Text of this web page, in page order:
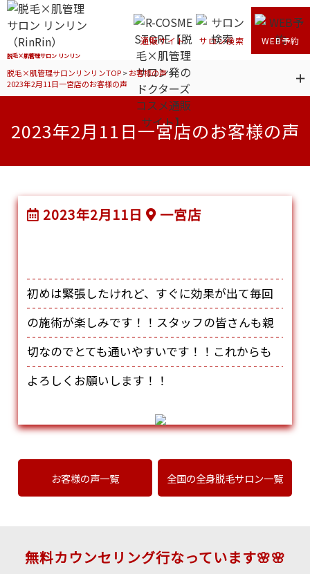
脱毛×肌管理サロン リンリン
通販サイト サロン検索 WEB予約
脱毛×肌管理サロンリンリンTOP>お客様の声>
2023年2月11日一宮店のお客様の声
2023年2月11日一宮店のお客様の声
2023年2月11日 一宮店
初めは緊張したけれど、すぐに効果が出て毎回
の施術が楽しみです！！スタッフの皆さんも親
切なのでとても通いやすいです！！これからも
よろしくお願いします！！
お客様の声一覧 全国の全身脱毛サロン一覧
無料カウンセリング行なっています🌸🌸